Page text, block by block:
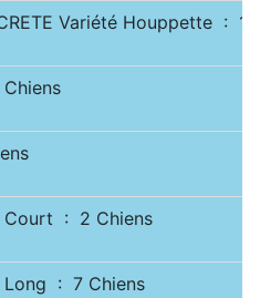
Variété Houppette : 1
Court : 2 Chiens
Long : 7 Chiens